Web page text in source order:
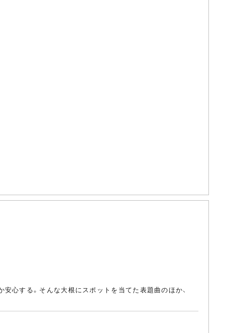
心する。そんな大根にスポットを当てた表題曲のほか、